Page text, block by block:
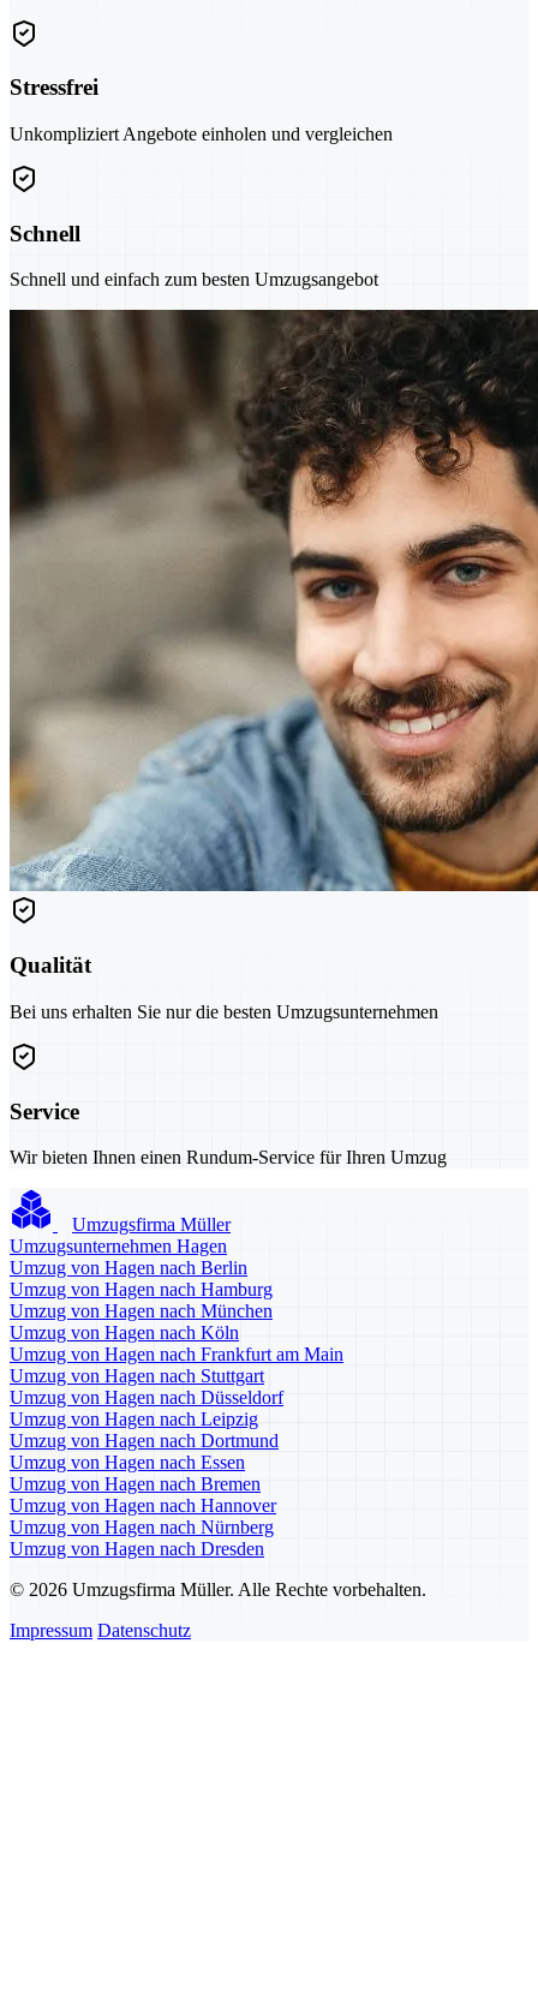
Stressfrei
Unkompliziert Angebote einholen und vergleichen
Schnell
Schnell und einfach zum besten Umzugsangebot
Qualität
Bei uns erhalten Sie nur die besten Umzugsunternehmen
Service
Wir bieten Ihnen einen Rundum-Service für Ihren Umzug
Umzugsfirma Müller
Umzugsunternehmen Hagen
Umzug von Hagen nach Berlin
Umzug von Hagen nach Hamburg
Umzug von Hagen nach München
Umzug von Hagen nach Köln
Umzug von Hagen nach Frankfurt am Main
Umzug von Hagen nach Stuttgart
Umzug von Hagen nach Düsseldorf
Umzug von Hagen nach Leipzig
Umzug von Hagen nach Dortmund
Umzug von Hagen nach Essen
Umzug von Hagen nach Bremen
Umzug von Hagen nach Hannover
Umzug von Hagen nach Nürnberg
Umzug von Hagen nach Dresden
© 2026 Umzugsfirma Müller. Alle Rechte vorbehalten.
Impressum Datenschutz